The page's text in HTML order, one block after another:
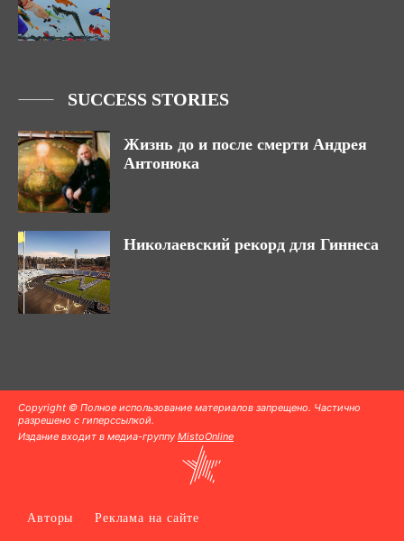
SUCCESS STORIES
Жизнь до и после смерти Андрея
Антонюка
Николаевский рекорд для Гиннеса
Copyright © Полное использование материалов запрещено. Частично
разрешено с гиперссылкой.
Издание входит в медиа-группу MistoOnline
Авторы Реклама на сайте